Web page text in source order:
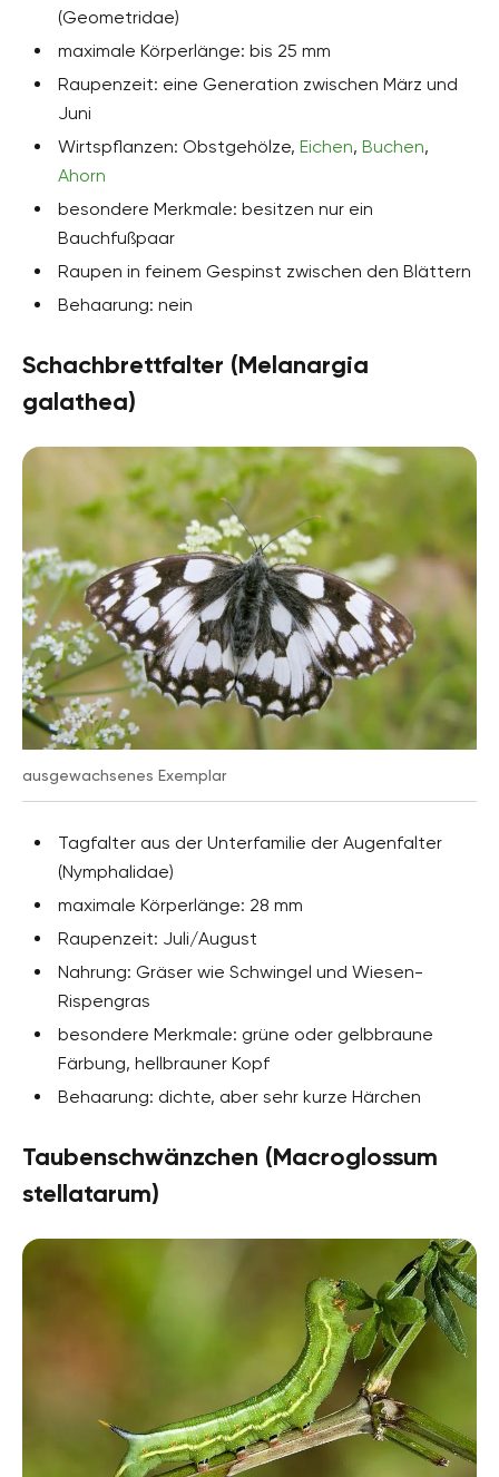
(Geometridae)
maximale Körperlänge: bis 25 mm
Raupenzeit: eine Generation zwischen März und
Juni
Wirtspflanzen: Obstgehölze, Eichen, Buchen,
Ahorn
besondere Merkmale: besitzen nur ein
Bauchfußpaar
Raupen in feinem Gespinst zwischen den Blättern
Behaarung: nein
Schachbrettfalter (Melanargia
galathea)
ausgewachsenes Exemplar
Tagfalter aus der Unterfamilie der Augenfalter
(Nymphalidae)
maximale Körperlänge: 28 mm
Raupenzeit: Juli/August
Nahrung: Gräser wie Schwingel und Wiesen-
Rispengras
besondere Merkmale: grüne oder gelbbraune
Färbung, hellbrauner Kopf
Behaarung: dichte, aber sehr kurze Härchen
Taubenschwänzchen (Macroglossum
stellatarum)